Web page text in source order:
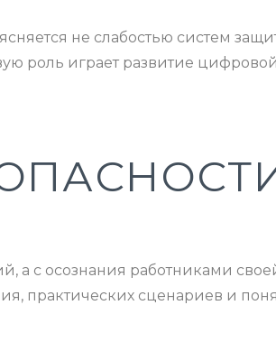
не слабостью систем
роль играет развитие
а с осознания работниками
практических сценариев и